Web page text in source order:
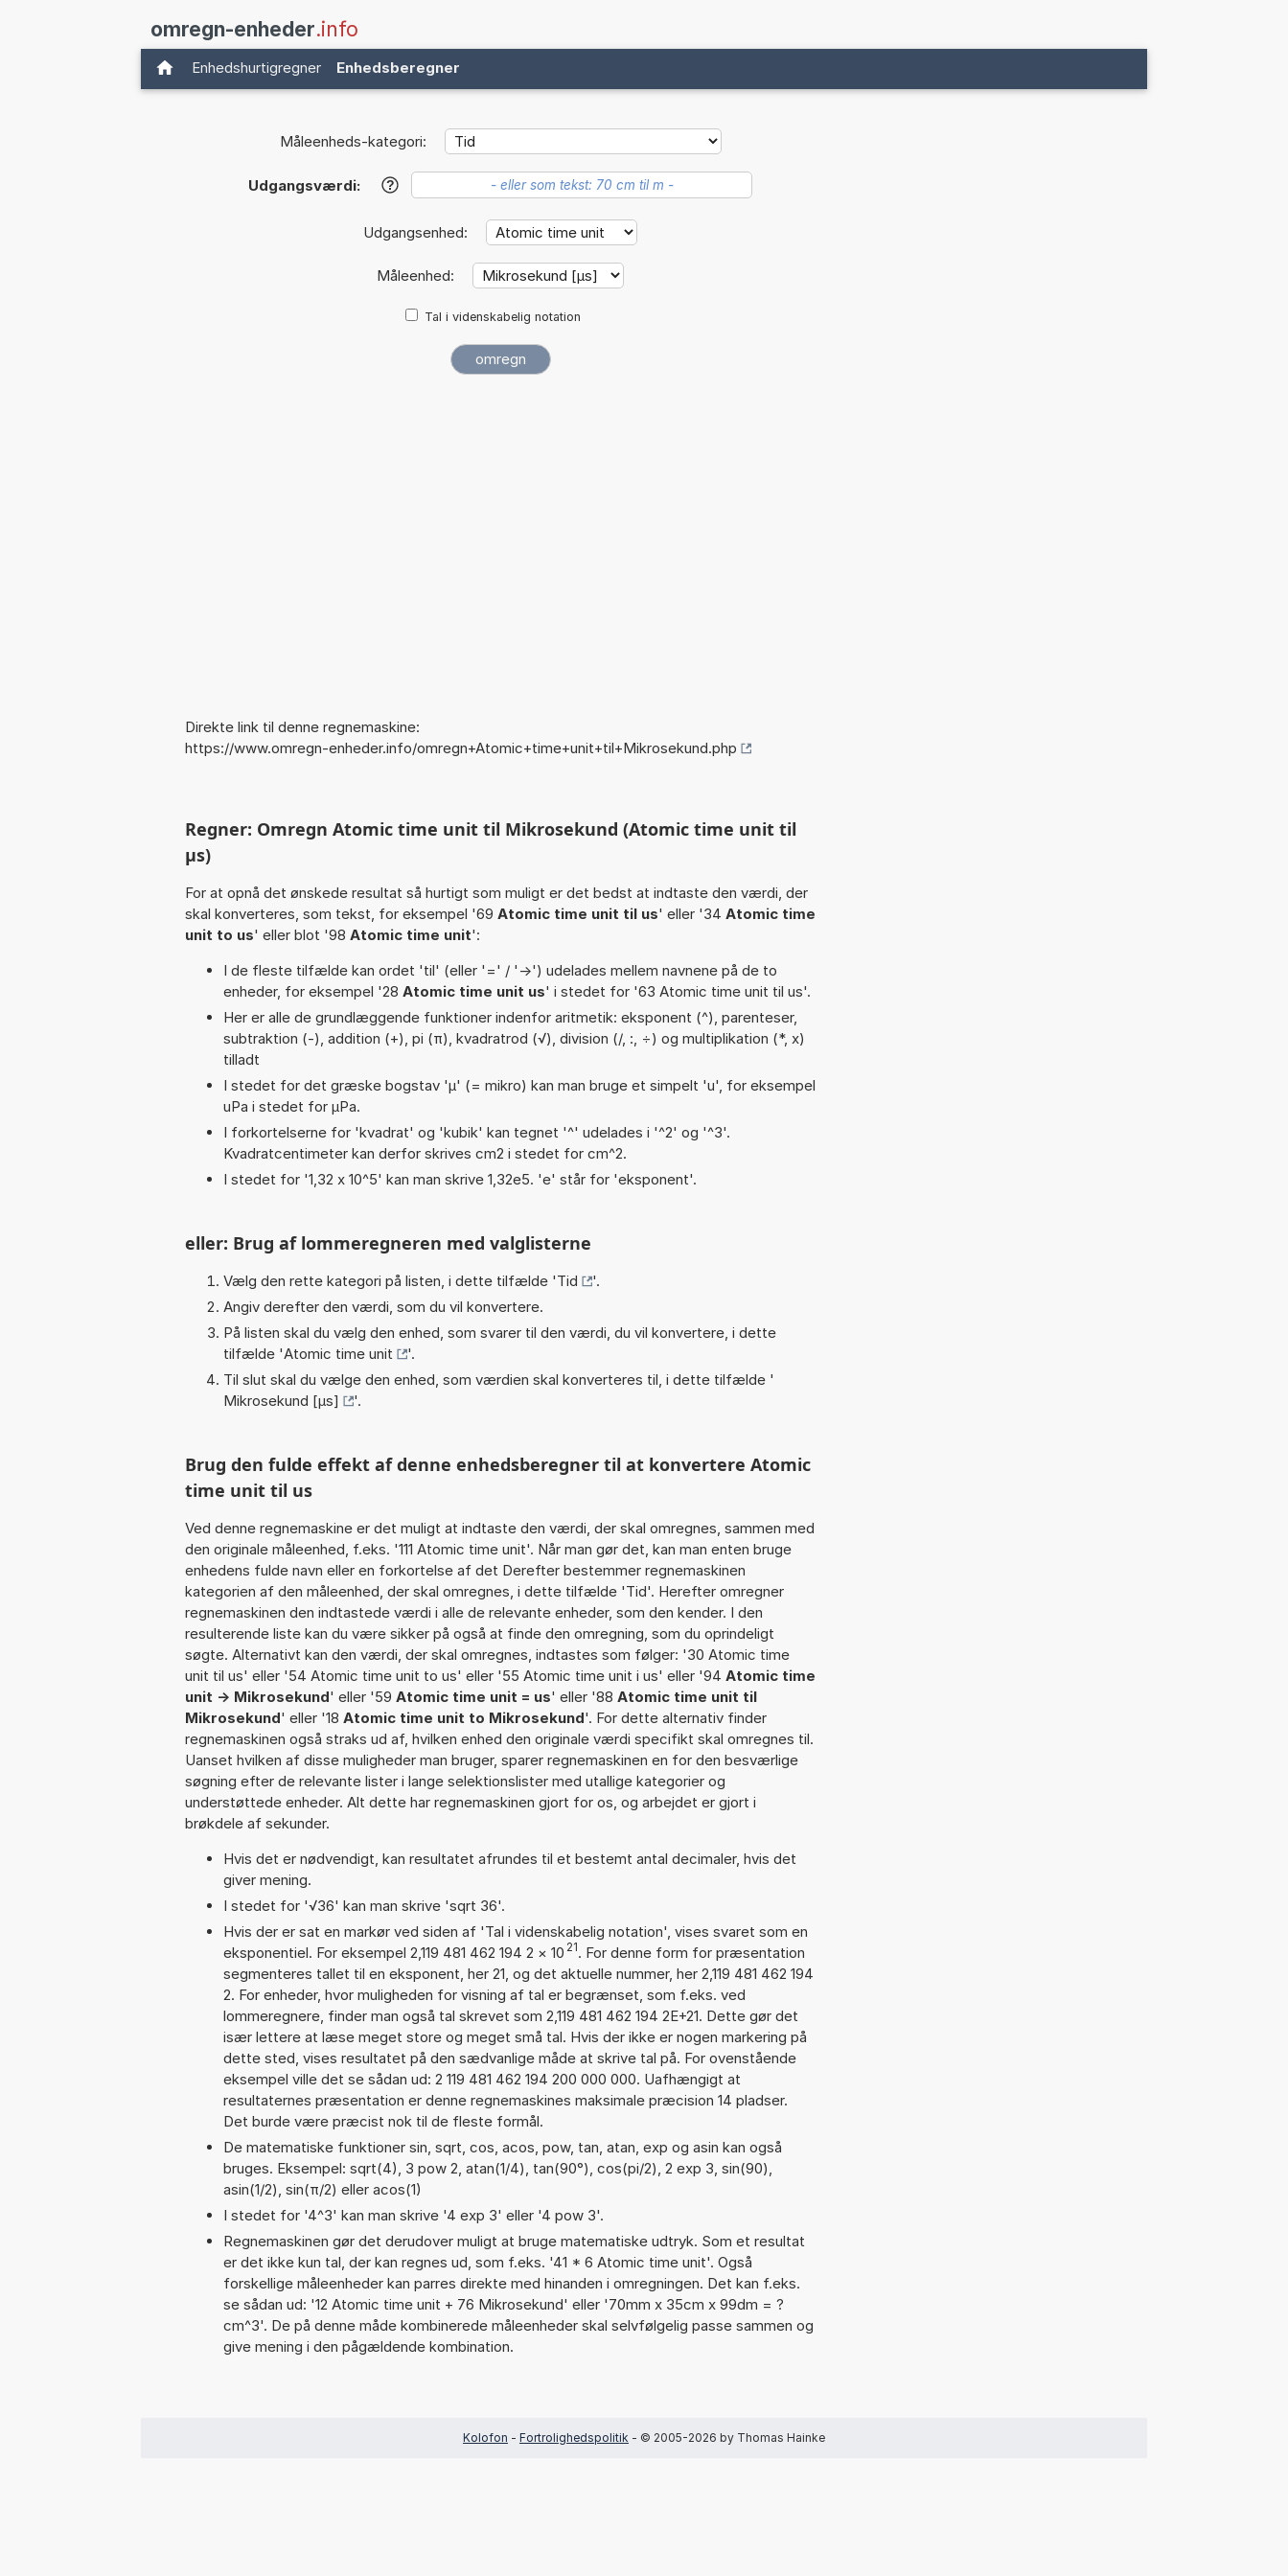
omregn-enheder.info
Enhedshurtigregner Enhedsberegner
Måleenheds-kategori:
Udgangsværdi: ?
Udgangsenhed:
Måleenhed:
Tal i videnskabelig notation
Direkte link til denne regnemaskine:
https://www.omregn-enheder.info/omregn+Atomic+time+unit+til+Mikrosekund.php
Regner: Omregn Atomic time unit til Mikrosekund (Atomic time unit til
µs)
For at opnå det ønskede resultat så hurtigt som muligt er det bedst at indtaste den værdi, der
skal konverteres, som tekst, for eksempel '69 Atomic time unit til us' eller '34 Atomic time
unit to us' eller blot '98 Atomic time unit':
I de fleste tilfælde kan ordet 'til' (eller '=' / '->') udelades mellem navnene på de to
enheder, for eksempel '28 Atomic time unit us' i stedet for '63 Atomic time unit til us'.
Her er alle de grundlæggende funktioner indenfor aritmetik: eksponent (^), parenteser,
subtraktion (-), addition (+), pi (π), kvadratrod (√), division (/, :, ÷) og multiplikation (*, x)
tilladt
I stedet for det græske bogstav 'µ' (= mikro) kan man bruge et simpelt 'u', for eksempel
uPa i stedet for µPa.
I forkortelserne for 'kvadrat' og 'kubik' kan tegnet '^' udelades i '^2' og '^3'.
Kvadratcentimeter kan derfor skrives cm2 i stedet for cm^2.
I stedet for '1,32 x 10^5' kan man skrive 1,32e5. 'e' står for 'eksponent'.
eller: Brug af lommeregneren med valglisterne
Vælg den rette kategori på listen, i dette tilfælde 'Tid
'.
Angiv derefter den værdi, som du vil konvertere.
På listen skal du vælg den enhed, som svarer til den værdi, du vil konvertere, i dette
tilfælde 'Atomic time unit
'.
Til slut skal du vælge den enhed, som værdien skal konverteres til, i dette tilfælde '
Mikrosekund [µs]
'.
Brug den fulde effekt af denne enhedsberegner til at konvertere Atomic
time unit til us
Ved denne regnemaskine er det muligt at indtaste den værdi, der skal omregnes, sammen med
den originale måleenhed, f.eks. '111 Atomic time unit'. Når man gør det, kan man enten bruge
enhedens fulde navn eller en forkortelse af det Derefter bestemmer regnemaskinen
kategorien af den måleenhed, der skal omregnes, i dette tilfælde 'Tid'. Herefter omregner
regnemaskinen den indtastede værdi i alle de relevante enheder, som den kender. I den
resulterende liste kan du være sikker på også at finde den omregning, som du oprindeligt
søgte. Alternativt kan den værdi, der skal omregnes, indtastes som følger: '30 Atomic time
unit til us' eller '54 Atomic time unit to us' eller '55 Atomic time unit i us' eller '94 Atomic time
unit -> Mikrosekund' eller '59 Atomic time unit = us' eller '88 Atomic time unit til
Mikrosekund' eller '18 Atomic time unit to Mikrosekund'. For dette alternativ finder
regnemaskinen også straks ud af, hvilken enhed den originale værdi specifikt skal omregnes til.
Uanset hvilken af disse muligheder man bruger, sparer regnemaskinen en for den besværlige
søgning efter de relevante lister i lange selektionslister med utallige kategorier og
understøttede enheder. Alt dette har regnemaskinen gjort for os, og arbejdet er gjort i
brøkdele af sekunder.
Hvis det er nødvendigt, kan resultatet afrundes til et bestemt antal decimaler, hvis det
giver mening.
I stedet for '√36' kan man skrive 'sqrt 36'.
Hvis der er sat en markør ved siden af 'Tal i videnskabelig notation', vises svaret som en
eksponentiel. For eksempel 2,119 481 462 194 2 × 10 21. For denne form for præsentation
segmenteres tallet til en eksponent, her 21, og det aktuelle nummer, her 2,119 481 462 194
2. For enheder, hvor muligheden for visning af tal er begrænset, som f.eks. ved
lommeregnere, finder man også tal skrevet som 2,119 481 462 194 2E+21. Dette gør det
især lettere at læse meget store og meget små tal. Hvis der ikke er nogen markering på
dette sted, vises resultatet på den sædvanlige måde at skrive tal på. For ovenstående
eksempel ville det se sådan ud: 2 119 481 462 194 200 000 000. Uafhængigt at
resultaternes præsentation er denne regnemaskines maksimale præcision 14 pladser.
Det burde være præcist nok til de fleste formål.
De matematiske funktioner sin, sqrt, cos, acos, pow, tan, atan, exp og asin kan også
bruges. Eksempel: sqrt(4), 3 pow 2, atan(1/4), tan(90°), cos(pi/2), 2 exp 3, sin(90),
asin(1/2), sin(π/2) eller acos(1)
I stedet for '4^3' kan man skrive '4 exp 3' eller '4 pow 3'.
Regnemaskinen gør det derudover muligt at bruge matematiske udtryk. Som et resultat
er det ikke kun tal, der kan regnes ud, som f.eks. '41 * 6 Atomic time unit'. Også
forskellige måleenheder kan parres direkte med hinanden i omregningen. Det kan f.eks.
se sådan ud: '12 Atomic time unit + 76 Mikrosekund' eller '70mm x 35cm x 99dm = ?
cm^3'. De på denne måde kombinerede måleenheder skal selvfølgelig passe sammen og
give mening i den pågældende kombination.
Kolofon - Fortrolighedspolitik - © 2005-2026 by Thomas Hainke